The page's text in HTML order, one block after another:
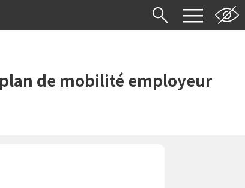
de mobilité employeur